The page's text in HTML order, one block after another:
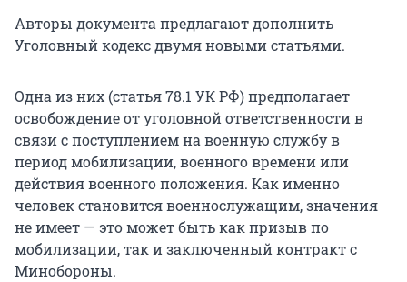
Авторы документа предлагают дополнить
Уголовный кодекс двумя новыми статьями.
Одна из них (статья 78.1 УК РФ) предполагает
освобождение от уголовной ответственности в
связи с поступлением на военную службу в
период мобилизации, военного времени или
действия военного положения. Как именно
человек становится военнослужащим, значения
не имеет — это может быть как призыв по
мобилизации, так и заключенный контракт с
Минобороны.